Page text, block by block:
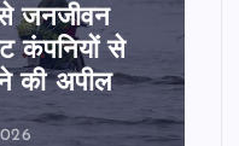
से जनजीवन
कंपनियों से
की अपील